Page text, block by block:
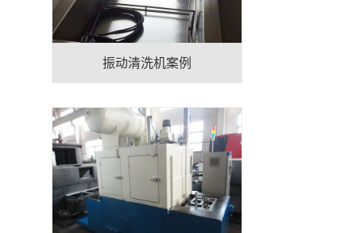
振动清洗机案例